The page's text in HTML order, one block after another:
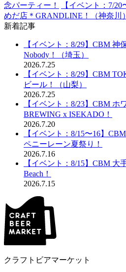
念パーティー！
【イベント：7/
めだ店＊GRANDLINE！（神奈川
新着記事
【イベント：8/29】CBM 神
Nobody！（埼玉）
2026.7.25
【イベント：8/29】CBM
ビール！（山梨）
2026.7.25
【イベント：8/23】CBM
BREWING x ISEKADO！
2026.7.20
【イベント：8/15〜16】
ペニーレーン夏祭り！
2026.7.16
【イベント：8/15】CBM 大
Beach！
2026.7.15
クラフトビアマーケット